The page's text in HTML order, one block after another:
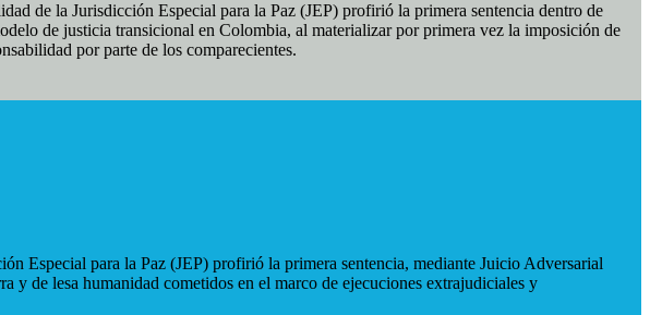
de la Jurisdicción Especial para la Paz (JEP) profirió la primera sentencia dentro de
de justicia transicional en Colombia, al materializar por primera vez la imposición de
por parte de los comparecientes.
Especial para la Paz (JEP) profirió la primera sentencia, mediante Juicio Adversarial
de lesa humanidad cometidos en el marco de ejecuciones extrajudiciales y